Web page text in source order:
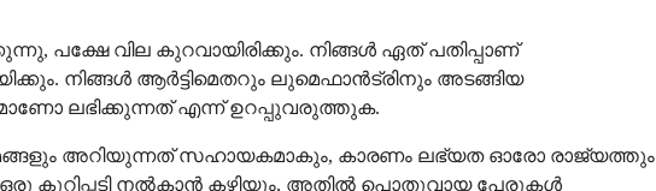
പക്ഷേ വില കുറവായിരിക്കും. നിങ്ങൾ ഏത് പതിപ്പാണ്
നിങ്ങൾ ആർട്ടിമെതറും ലുമെഫാൻട്രിനും അടങ്ങിയ
ലഭിക്കുന്നത് എന്ന് ഉറപ്പുവരുത്തുക.
അറിയുന്നത് സഹായകമാകും, കാരണം ലഭ്യത ഓരോ രാജ്യത്തും
ഒരു കുറിപ്പടി നൽകാൻ കഴിയും, അതിൽ പൊതുവായ പേരുകൾ